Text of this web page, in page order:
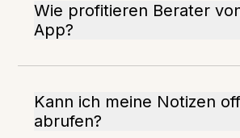
Wie profitieren Berater
App?
Kann ich meine Notizen
abrufen?